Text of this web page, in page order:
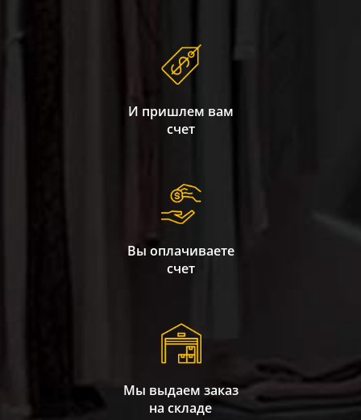
И пришлем вам
счет
Вы оплачиваете
счет
Мы выдаем заказ
на складе